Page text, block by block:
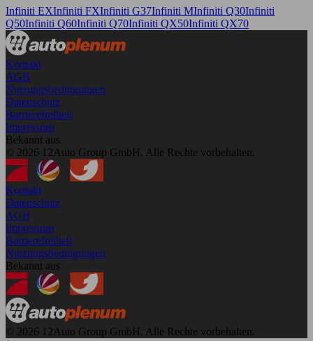
Infiniti EXInfiniti FXInfiniti G37Infiniti MInfiniti Q30Infiniti
Q50Infiniti Q60Infiniti Q70Infiniti QX50Infiniti QX70
Kontakt
AGB
Nutzungsbedingungen
Datenschutz
Barrierefreiheit
Impressum
Bekannt aus
© 2026 12Auto Group GmbH. Alle Rechte vorbehalten.
Kontakt
Datenschutz
AGB
Impressum
Barrierefreiheit
Nutzungsbedingungen
Bekannt aus
© 2026 12Auto Group GmbH. Alle Rechte vorbehalten.